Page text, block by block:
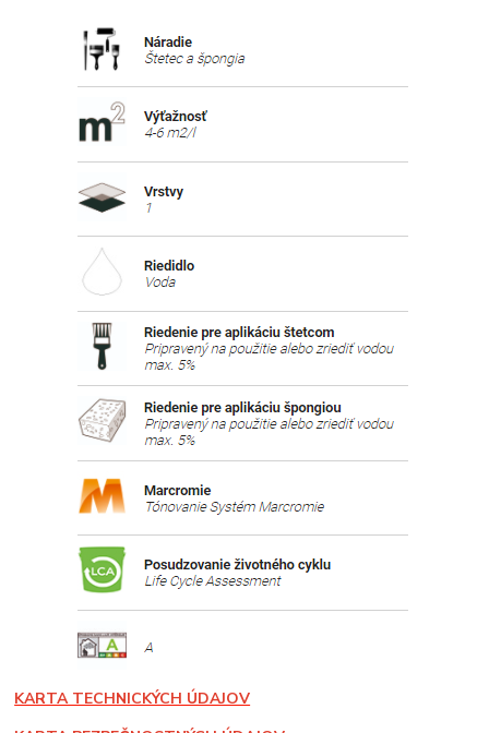
KARTA TECHNICKÝCH ÚDAJOV